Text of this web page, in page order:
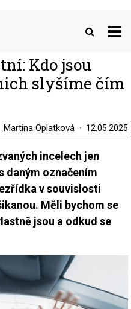
Kdo jsou
slyšíme čím
Martina Oplatková 12.05.2025
incelech jen
daným označením
v souvislosti
Měli bychom se
jsou a odkud se